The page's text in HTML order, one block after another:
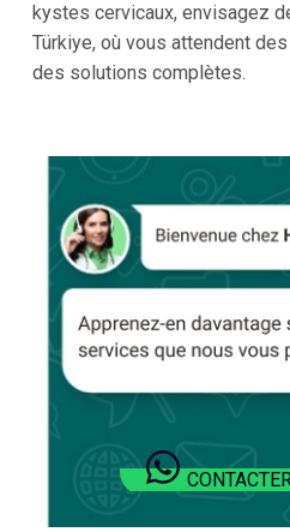
kystes cervicaux, envisagez
Türkiye, où vous attendent
des solutions complètes.